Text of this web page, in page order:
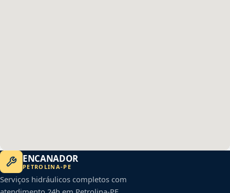
ENCANADOR
PETROLINA-PE
Serviços hidráulicos completos com